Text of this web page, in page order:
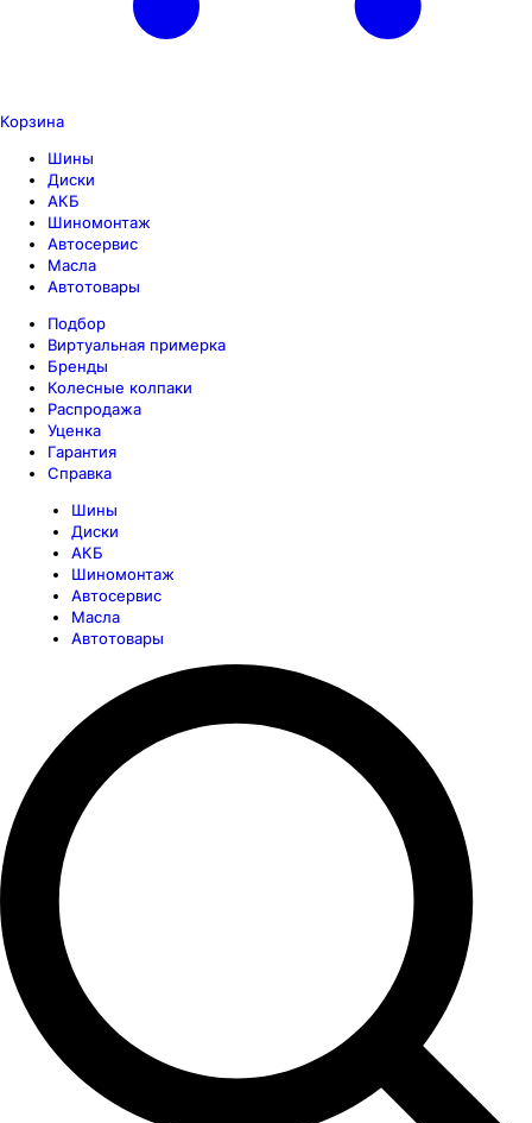
Корзина
Шины
Диски
АКБ
Шиномонтаж
Автосервис
Масла
Автотовары
Подбор
Виртуальная примерка
Бренды
Колесные колпаки
Распродажа
Уценка
Гарантия
Справка
Шины
Диски
АКБ
Шиномонтаж
Автосервис
Масла
Автотовары